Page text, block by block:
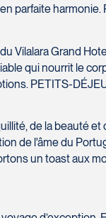
parfaite harmonie.
Vilalara Grand
qui nourrit le
PETITS-
de la beauté
de l'âme du
un toast aux